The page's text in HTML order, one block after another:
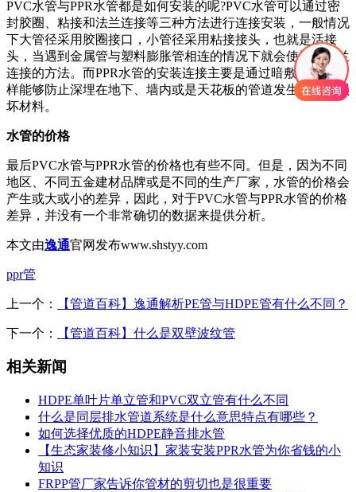
PVC水管与PPR水管都是如何安装的呢?PVC水管可以通过密
封胶圈、粘接和法兰连接等三种方法进行连接安装，一般情况
下大管径采用胶圈接口，小管径采用粘接接头，也就是活接
头，当遇到金属管与塑料膨胀管相连的情况下就会使用到法兰
连接的方法。而PPR水管的安装连接主要是通过暗敷管道，这
样能够防止深埋在地下、墙内或是天花板的管道发生膨胀而损
坏材料。
水管的价格
最后PVC水管与PPR水管的价格也有些不同。但是，因为不同
地区、不同五金建材品牌或是不同的生产厂家，水管的价格会
产生或大或小的差异，因此，对于PVC水管与PPR水管的价格
差异，并没有一个非常确切的数据来提供分析。
本文由逸通官网发布www.shstyy.com
ppr管
上一个： 【管道百科】逸通解析PE管与HDPE管有什么不同？
下一个： 【管道百科】什么是双壁波纹管
相关新闻
HDPE单叶片单立管和PVC双立管有什么不同
什么是同层排水管道系统是什么意思特点有哪些？
如何选择优质的HDPE静音排水管
【生态家装修小知识】家装安装PPR水管为你省钱的小
知识
FRPP管厂家告诉你管材的剪切也是很重要